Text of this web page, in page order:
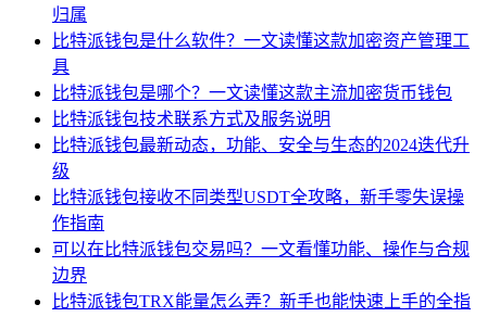
归属
比特派钱包是什么软件？一文读懂这款加密资产管理工
具
比特派钱包是哪个？一文读懂这款主流加密货币钱包
比特派钱包技术联系方式及服务说明
比特派钱包最新动态，功能、安全与生态的2024迭代升
级
比特派钱包接收不同类型USDT全攻略，新手零失误操
作指南
可以在比特派钱包交易吗？一文看懂功能、操作与合规
边界
比特派钱包TRX能量怎么弄？新手也能快速上手的全指